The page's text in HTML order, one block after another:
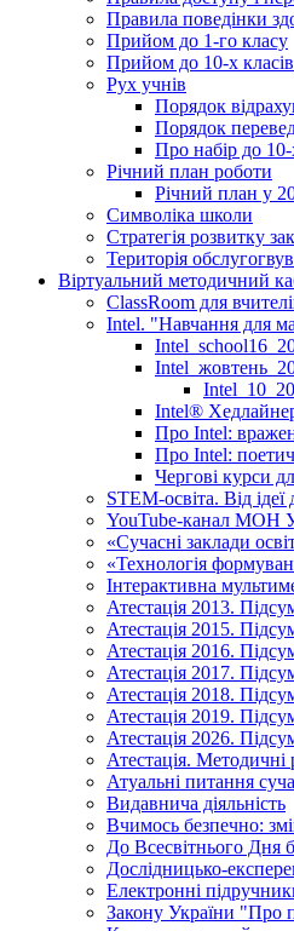
Правила поведінки
Прийом до 1-го класу
Прийом до 10-х класів
Рух учнів
Порядок
Порядок
Про набір до
Річний план роботи
Річний план у
Символіка школи
Стратегія розвитку
Територія
Віртуальний методичний
ClassRoom для
Intel. "Навчання для
Іntel®
Про Intel:
Про Intel:
Чергові курси
STEM-освіта. Від
YouTube-канал МОН
«Сучасні заклади
«Технологія
Інтерактивна
Атестація 2013.
Атестація 2015.
Атестація 2016.
Атестація 2017.
Атестація 2018.
Атестація 2019.
Атестація 2026.
Атестація. Методичні
Атуальні питання
Видавнича діяльність
Вчимось безпечно:
До Всесвітнього Дня
Дослідницько-
Електронні
Закону України "Про